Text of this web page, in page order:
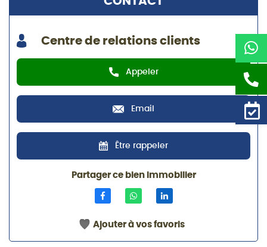
Centre de relations clients
Appeler
Email
Être rappeler
Partager ce bien immobilier
Ajouter à vos favoris